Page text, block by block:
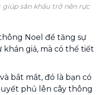
sân khấu trở nên rực
Noel để tăng sự
giả, mà có thể tiết
bắt mắt, đó là bạn có
phủ lên cây thông